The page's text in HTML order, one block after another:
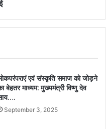
एवं संस्कृति समाज को जोड़ने
बेहतर माध्यम: मुख्यमंत्री विष्णु देव
September 3, 2025